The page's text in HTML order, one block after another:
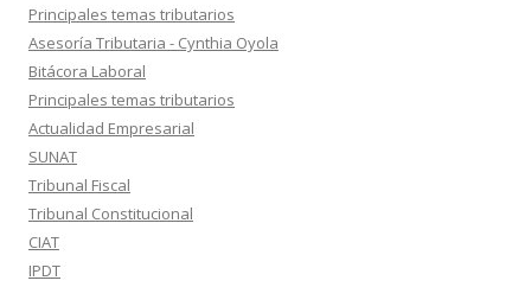
Principales temas tributarios
Asesoría Tributaria - Cynthia Oyola
Bitácora Laboral
Principales temas tributarios
Actualidad Empresarial
SUNAT
Tribunal Fiscal
Tribunal Constitucional
CIAT
IPDT